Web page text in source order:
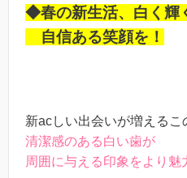
◆春の新生活、白く輝
自信ある笑顔を！
新acしい出会いが増えるこ
清潔感のある白い歯が
周囲に与える印象をより魅